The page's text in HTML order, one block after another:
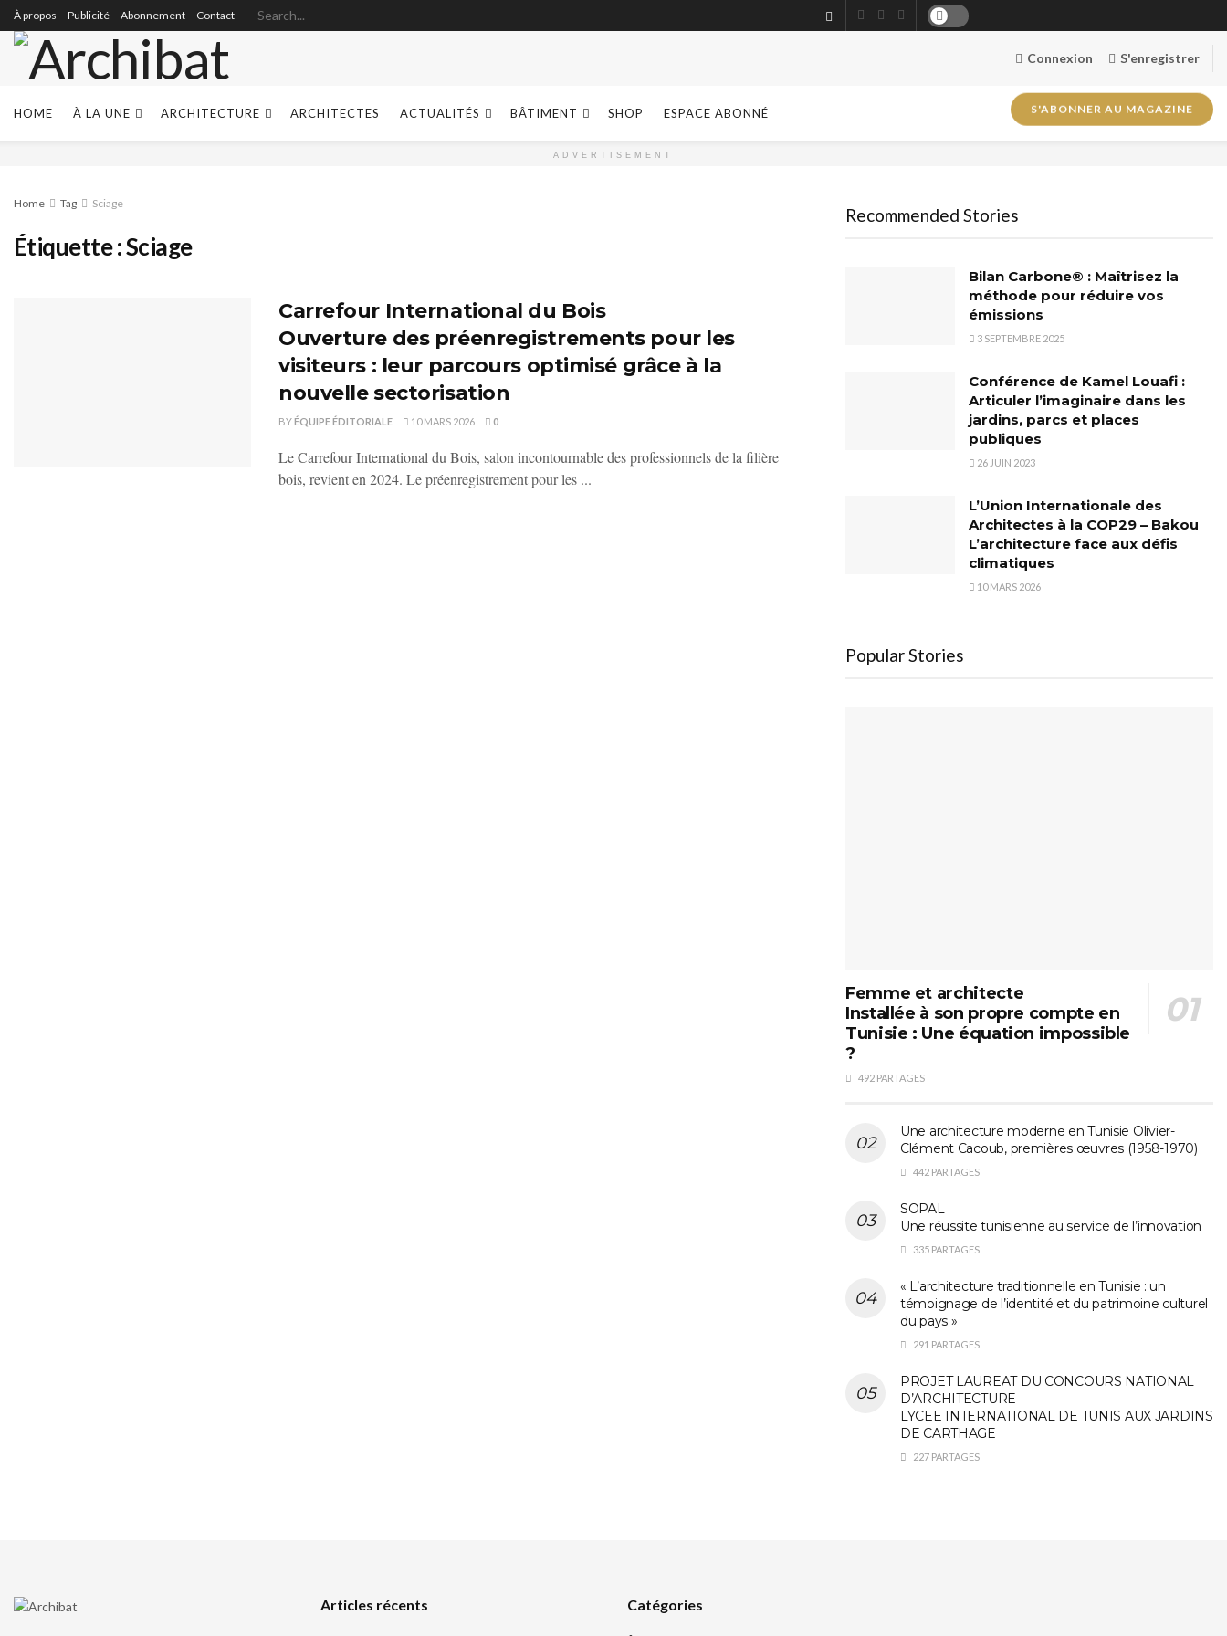
À propos Publicité Abonnement Contact
Connexion S'enregistrer
HOME À LA UNE ARCHITECTURE ARCHITECTES ACTUALITÉS BÂTIMENT SHOP ESPACE ABONNÉ S'ABONNER AU MAGAZINE
ADVERTISEMENT
Home Tag Sciage
Étiquette :Sciage
Carrefour International du Bois
Ouverture des préenregistrements pour les
visiteurs : leur parcours optimisé grâce à la
nouvelle sectorisation
BYÉQUIPE ÉDITORIALE 10 MARS 2026 0
Le Carrefour International du Bois, salon incontournable des professionnels de la filière
bois, revient en 2024. Le préenregistrement pour les ...
Recommended Stories
Bilan Carbone® : Maîtrisez la
méthode pour réduire vos
émissions
3 SEPTEMBRE 2025
Conférence de Kamel Louafi :
Articuler l’imaginaire dans les
jardins, parcs et places
publiques
26 JUIN 2023
L’Union Internationale des
Architectes à la COP29 – Bakou
L’architecture face aux défis
climatiques
10 MARS 2026
Popular Stories
Femme et architecte
Installée à son propre compte en
Tunisie : Une équation impossible
?
492 PARTAGES
Une architecture moderne en Tunisie Olivier-
Clément Cacoub, premières œuvres (1958-1970)
442 PARTAGES
SOPAL
Une réussite tunisienne au service de l’innovation
335 PARTAGES
« L’architecture traditionnelle en Tunisie : un
témoignage de l’identité et du patrimoine culturel
du pays »
291 PARTAGES
PROJET LAUREAT DU CONCOURS NATIONAL
D’ARCHITECTURE
LYCEE INTERNATIONAL DE TUNIS AUX JARDINS
DE CARTHAGE
227 PARTAGES
Articles récents Catégories